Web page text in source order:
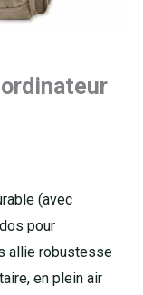
(avec
pour
allie robustesse
en plein air